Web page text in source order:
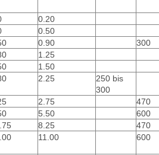
0.20
0.50
0.90
300
1.25
1.50
2.25
250 bis
300
2.75
470
5.50
600
8.25
470
11.00 600